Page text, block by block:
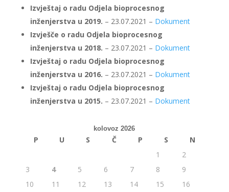
Izvještaj o radu Odjela bioprocesnog
inženjerstva u 2019. – 23.07.2021 – Dokument
Izvješče o radu Odjela bioprocesnog
inženjerstva u 2018. – 23.07.2021 – Dokument
Izvještaj o radu Odjela bioprocesnog
inženjerstva u 2016. – 23.07.2021 – Dokument
Izvještaj o radu Odjela bioprocesnog
inženjerstva u 2015. – 23.07.2021 – Dokument
kolovoz 2026
P U S Č P S
N
1
2
3
4 5 6 7 8
9
10
11 12 13 14 15
16